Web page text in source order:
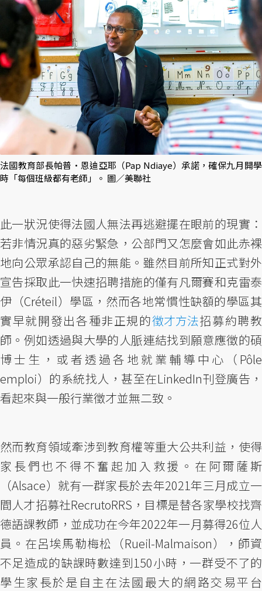
法國教育部長帕普·恩迪亞耶（Pap Ndiaye）承諾，確保九月開學
時「每個班級都有老師」。 圖／美聯社
此一狀況使得法國人無法再逃避擺在眼前的現實：
若非情況真的惡劣緊急，公部門又怎麼會如此赤裸
地向公眾承認自己的無能。雖然目前所知正式對外
宣告採取此一快速招聘措施的僅有凡爾賽和克雷泰
伊（Créteil）學區，然而各地常慣性缺額的學區其
實早就開發出各種非正規的徵才方法招募約聘教
師。例如透過與大學的人脈連結找到願意應徵的碩
博士生，或者透過各地就業輔導中心（Pôle
emploi）的系統找人，甚至在LinkedIn刊登廣告，
看起來與一般行業徵才並無二致。
然而教育領域牽涉到教育權等重大公共利益，使得
家長們也不得不奮起加入救援。在阿爾薩斯
（Alsace）就有一群家長於去年2021年三月成立一
間人才招募社RecrutoRRS，目標是替各家學校找齊
德語課教師，並成功在今年2022年一月募得26位人
員。在呂埃馬勒梅松（Rueil-Malmaison），師資
不足造成的缺課時數達到150小時，一群受不了的
學生家長於是自主在法國最大的網路交易平台